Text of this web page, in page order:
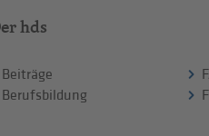
hds
Beiträge
Berufsbildung